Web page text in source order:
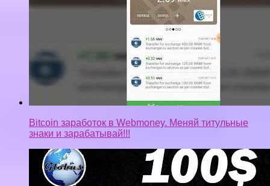
Bitcoin заработок в Webmoney. Меняй титульные
знаки и зарабатывай!!!